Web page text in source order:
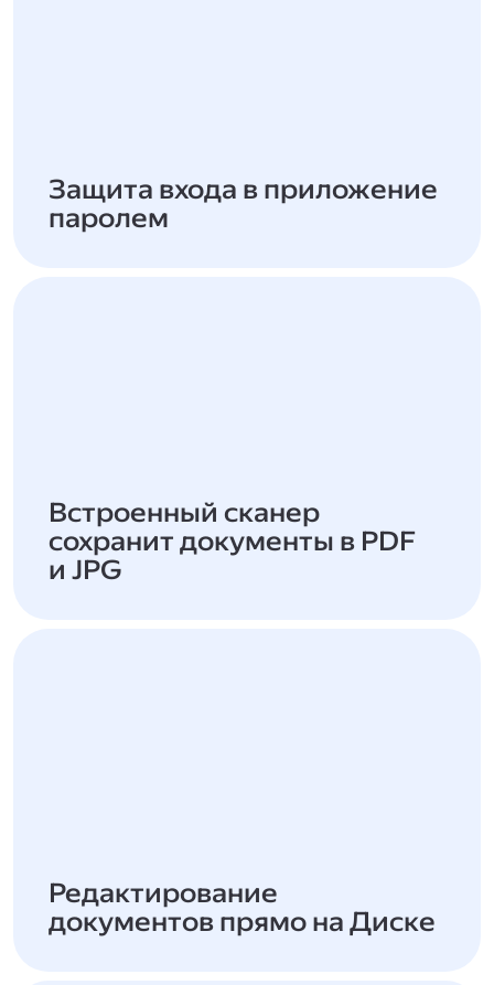
Защита входа в приложение
паролем
Редактирование
документов прямо на Диске
Встроенный сканер
сохранит документы в PDF
и JPG